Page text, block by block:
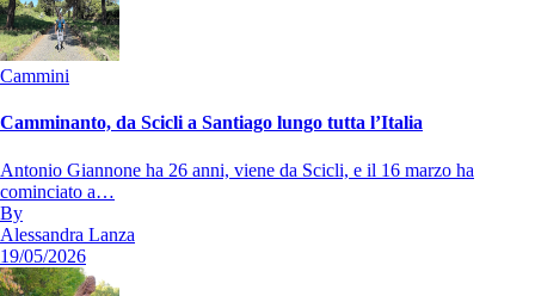
Cammini
Camminanto, da Scicli a Santiago lungo tutta l’Italia
Antonio Giannone ha 26 anni, viene da Scicli, e il 16 marzo ha
cominciato a…
By
Alessandra Lanza
19/05/2026